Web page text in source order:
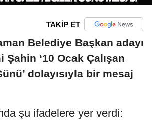
TAKİP ET
Belediye Başkan adayı
Şahin ‘10 Ocak Çalışan
dolayısıyla bir mesaj
şu ifadelere yer verdi: